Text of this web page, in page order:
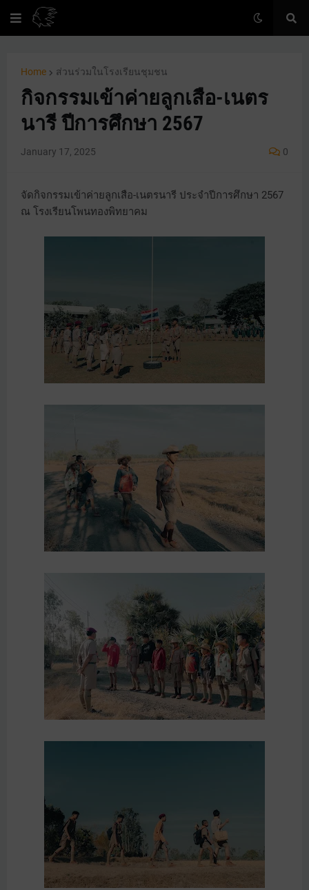
Home ส่วนร่วมในโรงเรียนชุมชน
กิจกรรมเข้าค่ายลูกเสือ-เนตร
นารี ปีการศึกษา 2567
January 17, 2025 0
จัดกิจกรรมเข้าค่ายลูกเสือ-เนตรนารี ประจำปีการศึกษา 2567
ณ โรงเรียนโพนทองพิทยาคม